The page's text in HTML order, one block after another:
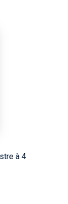
à 4